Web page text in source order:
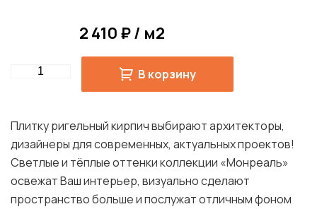
2 410 ₽ / м2
Quantity В корзину
Плитку ригельный кирпич выбирают архитекторы,
дизайнеры для современных, актуальных проектов!
Светлые и тёплые оттенки коллекции «Монреаль»
освежат Ваш интерьер, визуально сделают
пространство больше и послужат отличным фоном